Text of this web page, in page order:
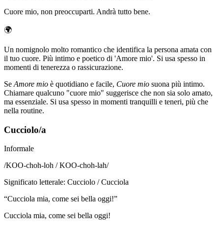
Cuore mio, non preoccuparti. Andrà tutto bene.
🌍
Un nomignolo molto romantico che identifica la persona amata con
il tuo cuore. Più intimo e poetico di 'Amore mio'. Si usa spesso in
momenti di tenerezza o rassicurazione.
Se Amore mio è quotidiano e facile, Cuore mio suona più intimo.
Chiamare qualcuno "cuore mio" suggerisce che non sia solo amato,
ma essenziale. Si usa spesso in momenti tranquilli e teneri, più che
nella routine.
Cucciolo/a
Informale
/KOO-choh-loh / KOO-choh-lah/
Significato letterale: Cucciolo / Cucciola
“Cucciola mia, come sei bella oggi!”
Cucciola mia, come sei bella oggi!